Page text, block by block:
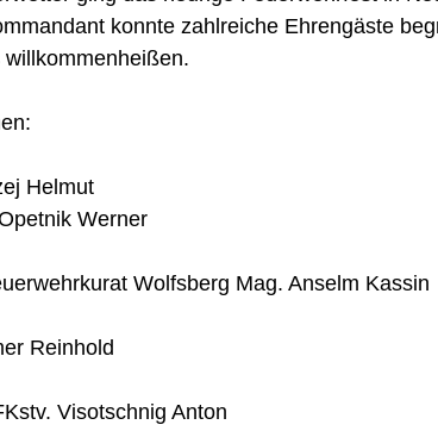
konnte zahlreiche Ehrengäste
willkommenheißen.
Helmut
Werner
Wolfsberg Mag. Anselm Kassin
Reinhold
Visotschnig Anton